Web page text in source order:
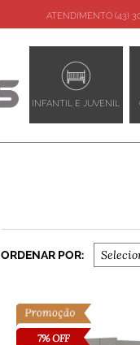
ATENDIMENTO (43)
INFANTIL E JUVENIL
ORDENAR POR:
7% OFF